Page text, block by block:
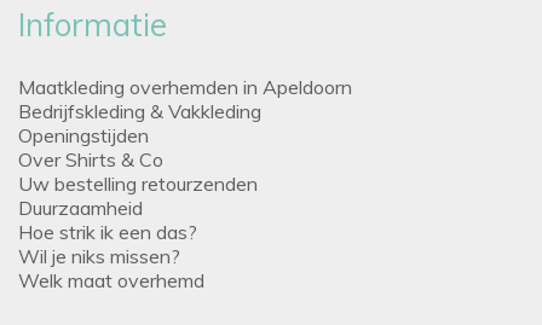
Informatie
Maatkleding overhemden in Apeldoorn
Bedrijfskleding & Vakkleding
Openingstijden
Over Shirts & Co
Uw bestelling retourzenden
Duurzaamheid
Hoe strik ik een das?
Wil je niks missen?
Welk maat overhemd